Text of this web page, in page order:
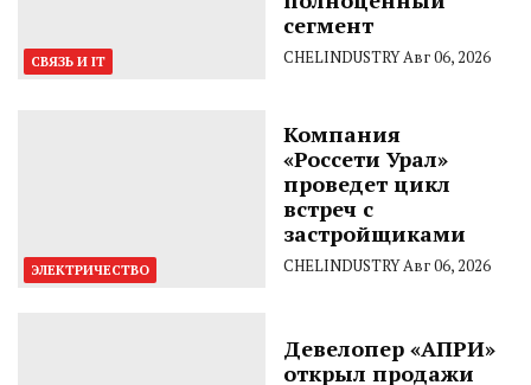
СВЯЗЬ И IT
сегмент
CHELINDUSTRYАвг 06, 2026
ЭЛЕКТРИЧЕСТВО
Компания
«Россети Урал»
проведет цикл
встреч с
застройщиками
CHELINDUSTRYАвг 06, 2026
Девелопер «АПРИ»
открыл продажи